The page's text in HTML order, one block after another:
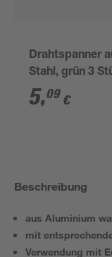
Drahtspanner
Stahl, grün 3
5,09 €
Beschreibung
aus Aluminium
mit
Verwendung mit